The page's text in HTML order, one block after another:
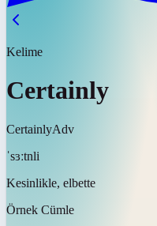
Kelime
Certainly
CertainlyAdv
ˈsɜːtnli
Kesinlikle, elbette
Örnek Cümle